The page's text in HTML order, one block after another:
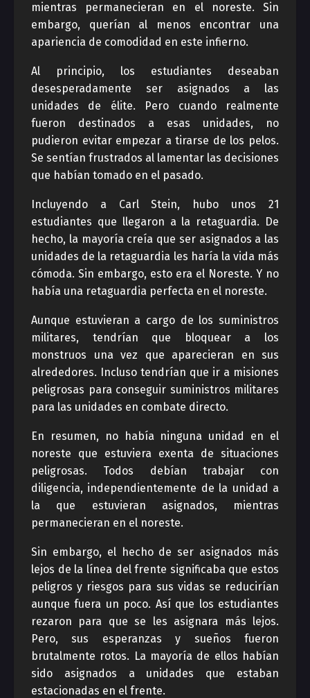
mientras permanecieran en el noreste. Sin
embargo, querían al menos encontrar una
apariencia de comodidad en este infierno.
Al principio, los estudiantes deseaban
desesperadamente ser asignados a las
unidades de élite. Pero cuando realmente
fueron destinados a esas unidades, no
pudieron evitar empezar a tirarse de los pelos.
Se sentían frustrados al lamentar las decisiones
que habían tomado en el pasado.
Incluyendo a Carl Stein, hubo unos 21
estudiantes que llegaron a la retaguardia. De
hecho, la mayoría creía que ser asignados a las
unidades de la retaguardia les haría la vida más
cómoda. Sin embargo, esto era el Noreste. Y no
había una retaguardia perfecta en el noreste.
Aunque estuvieran a cargo de los suministros
militares, tendrían que bloquear a los
monstruos una vez que aparecieran en sus
alrededores. Incluso tendrían que ir a misiones
peligrosas para conseguir suministros militares
para las unidades en combate directo.
En resumen, no había ninguna unidad en el
noreste que estuviera exenta de situaciones
peligrosas. Todos debían trabajar con
diligencia, independientemente de la unidad a
la que estuvieran asignados, mientras
permanecieran en el noreste.
Sin embargo, el hecho de ser asignados más
lejos de la línea del frente significaba que estos
peligros y riesgos para sus vidas se reducirían
aunque fuera un poco. Así que los estudiantes
rezaron para que se les asignara más lejos.
Pero, sus esperanzas y sueños fueron
brutalmente rotos. La mayoría de ellos habían
sido asignados a unidades que estaban
estacionadas en el frente.